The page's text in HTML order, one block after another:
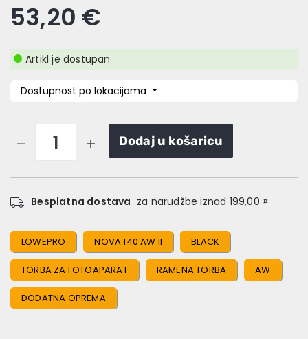
53,20 €
Artikl je dostupan
Dostupnost po lokacijama
Dodaj u košaricu
Besplatna dostava za narudžbe iznad 199,00 ¤
LOWEPRO NOVA 140 AW II BLACK
TORBA ZA FOTOAPARAT RAMENA TORBA AW
DODATNA OPREMA